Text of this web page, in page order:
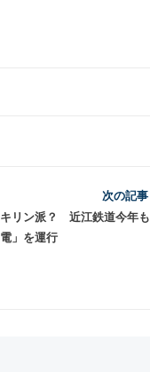
次の記事
リン派？ 近江鉄道今年も
」を運行